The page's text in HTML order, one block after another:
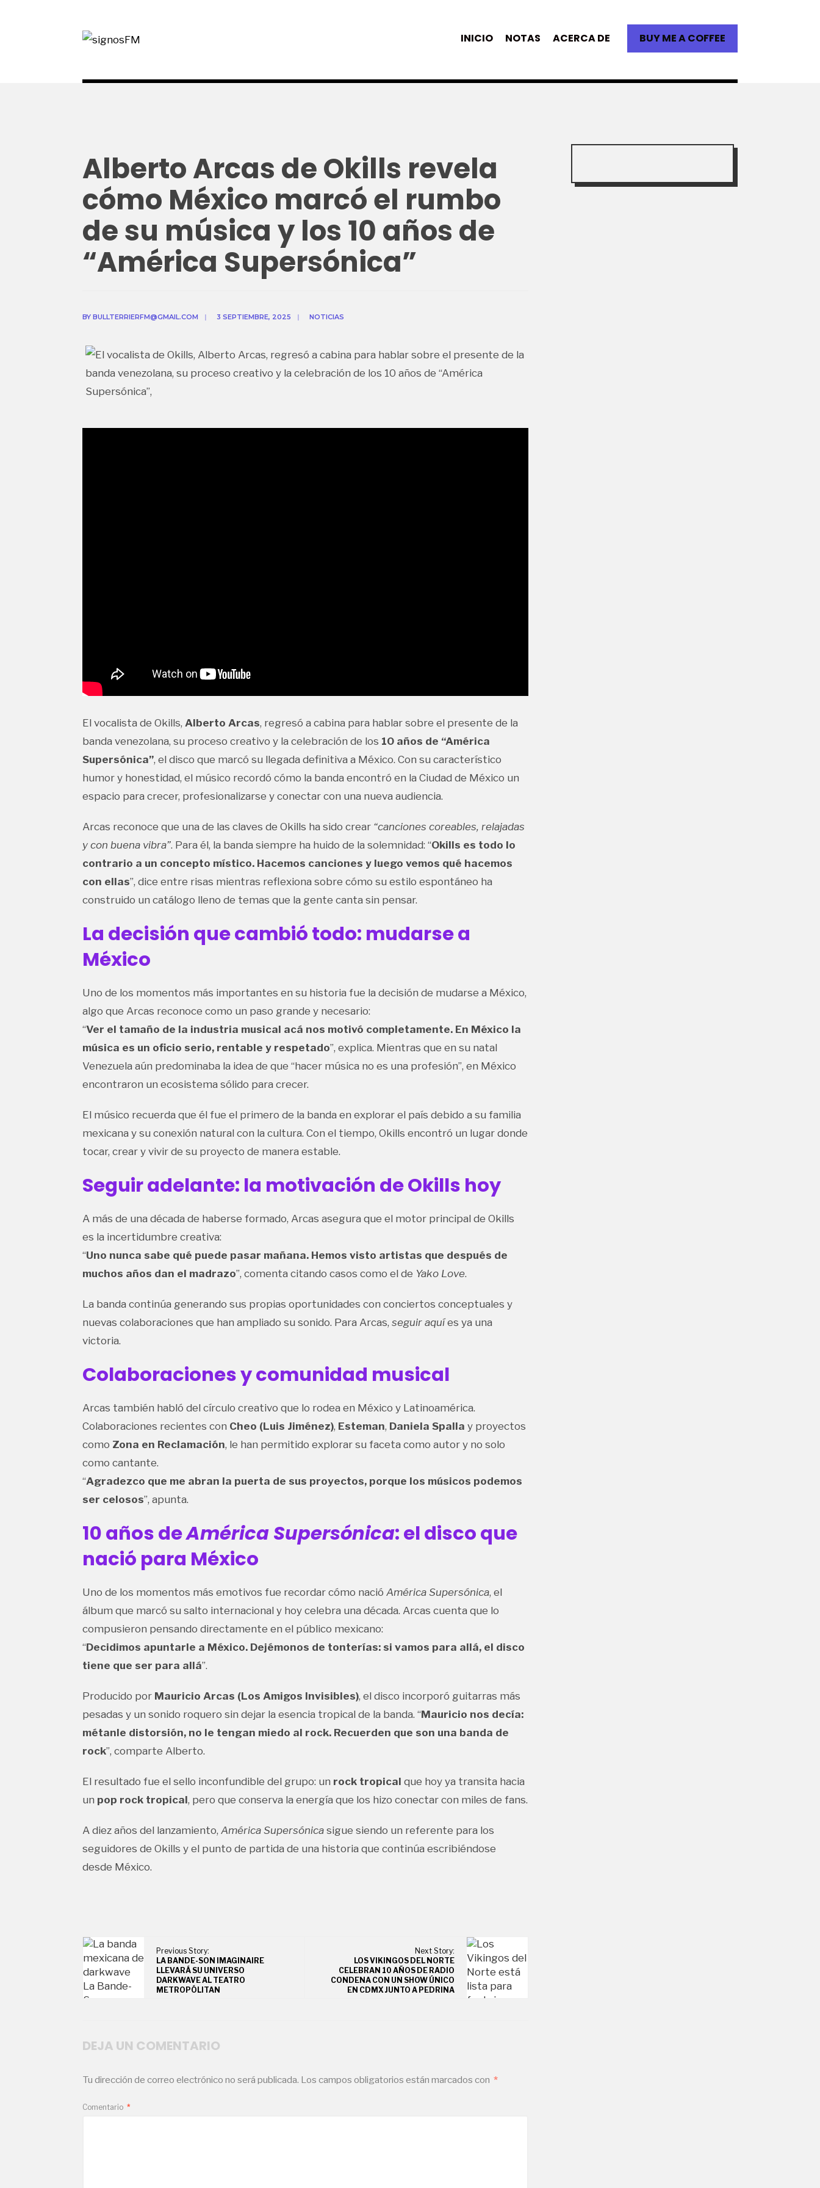
INICIO NOTAS ACERCA DE BUY ME A COFFEE
Alberto Arcas de Okills revela
cómo México marcó el rumbo
de su música y los 10 años de
“América Supersónica”
BY BULLTERRIERFM@GMAIL.COM | 3 SEPTIEMBRE, 2025 | NOTICIAS
El vocalista de Okills, Alberto Arcas, regresó a cabina para hablar sobre el presente de la
banda venezolana, su proceso creativo y la celebración de los 10 años de “América
Supersónica”, el disco que marcó su llegada definitiva a México. Con su característico
humor y honestidad, el músico recordó cómo la banda encontró en la Ciudad de México un
espacio para crecer, profesionalizarse y conectar con una nueva audiencia.
Arcas reconoce que una de las claves de Okills ha sido crear “canciones coreables, relajadas
y con buena vibra”. Para él, la banda siempre ha huido de la solemnidad: “Okills es todo lo
contrario a un concepto místico. Hacemos canciones y luego vemos qué hacemos
con ellas”, dice entre risas mientras reflexiona sobre cómo su estilo espontáneo ha
construido un catálogo lleno de temas que la gente canta sin pensar.
La decisión que cambió todo: mudarse a
México
Uno de los momentos más importantes en su historia fue la decisión de mudarse a México,
algo que Arcas reconoce como un paso grande y necesario:
“Ver el tamaño de la industria musical acá nos motivó completamente. En México la
música es un oficio serio, rentable y respetado”, explica. Mientras que en su natal
Venezuela aún predominaba la idea de que “hacer música no es una profesión”, en México
encontraron un ecosistema sólido para crecer.
El músico recuerda que él fue el primero de la banda en explorar el país debido a su familia
mexicana y su conexión natural con la cultura. Con el tiempo, Okills encontró un lugar donde
tocar, crear y vivir de su proyecto de manera estable.
Seguir adelante: la motivación de Okills hoy
A más de una década de haberse formado, Arcas asegura que el motor principal de Okills
es la incertidumbre creativa:
“Uno nunca sabe qué puede pasar mañana. Hemos visto artistas que después de
muchos años dan el madrazo”, comenta citando casos como el de Yako Love.
La banda continúa generando sus propias oportunidades con conciertos conceptuales y
nuevas colaboraciones que han ampliado su sonido. Para Arcas, seguir aquíes ya una
victoria.
Colaboraciones y comunidad musical
Arcas también habló del círculo creativo que lo rodea en México y Latinoamérica.
Colaboraciones recientes con Cheo (Luis Jiménez), Esteman, Daniela Spalla y proyectos
como Zona en Reclamación, le han permitido explorar su faceta como autor y no solo
como cantante.
“Agradezco que me abran la puerta de sus proyectos, porque los músicos podemos
ser celosos”, apunta.
10 años deAmérica Supersónica: el disco que
nació para México
Uno de los momentos más emotivos fue recordar cómo nació América Supersónica, el
álbum que marcó su salto internacional y hoy celebra una década. Arcas cuenta que lo
compusieron pensando directamente en el público mexicano:
“Decidimos apuntarle a México. Dejémonos de tonterías: si vamos para allá, el disco
tiene que ser para allá”.
Producido por Mauricio Arcas (Los Amigos Invisibles), el disco incorporó guitarras más
pesadas y un sonido roquero sin dejar la esencia tropical de la banda. “Mauricio nos decía:
métanle distorsión, no le tengan miedo al rock. Recuerden que son una banda de
rock”, comparte Alberto.
El resultado fue el sello inconfundible del grupo: un rock tropical que hoy ya transita hacia
un pop rock tropical, pero que conserva la energía que los hizo conectar con miles de fans.
A diez años del lanzamiento, América Supersónica sigue siendo un referente para los
seguidores de Okills y el punto de partida de una historia que continúa escribiéndose
desde México.
Previous Story:
LA BANDE-SON IMAGINAIRE
LLEVARÁ SU UNIVERSO
DARKWAVE AL TEATRO
METROPÓLITAN
Next Story:
LOS VIKINGOS DEL NORTE
CELEBRAN 10 AÑOS DE RADIO
CONDENA CON UN SHOW ÚNICO
EN CDMX JUNTO A PEDRINA
DEJA UN COMENTARIO
Tu dirección de correo electrónico no será publicada. Los campos obligatorios están marcados con *
Comentario *